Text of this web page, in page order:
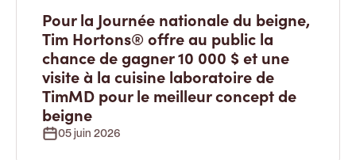
Pour la Journée nationale du beigne,
Tim Hortons® offre au public la
chance de gagner 10 000 $ et une
visite à la cuisine laboratoire de
TimMD pour le meilleur concept de
beigne
05 juin 2026